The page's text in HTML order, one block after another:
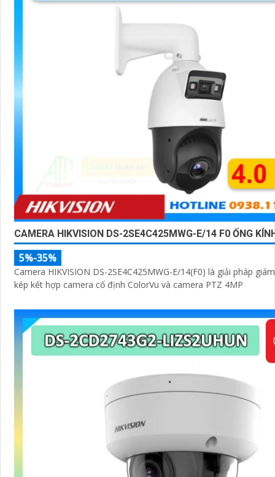
CAMERA HIKVISION DS-2SE4C425MWG-E/14 F0 ỐNG
5%-35%
Camera HIKVISION DS-2SE4C425MWG-E/14(F0) là giải pháp
kép kết hợp camera cố định ColorVu và camera PTZ 4MP